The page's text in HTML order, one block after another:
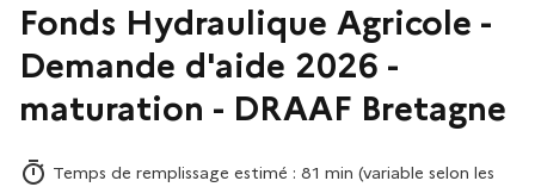
Fonds Hydraulique Agricole -
Demande d'aide 2026 -
maturation - DRAAF Bretagne
Temps de remplissage estimé : 81 min (variable selon les